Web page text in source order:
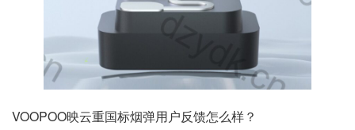
VOOPOO映云重国标烟弹用户反馈怎么样？